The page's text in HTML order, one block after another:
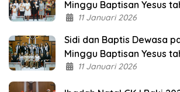
Minggu Baptisan Yesus
11 Januari 2026
Sidi dan Baptis Dewasa
Minggu Baptisan Yesus
11 Januari 2026